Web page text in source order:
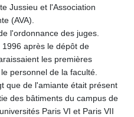
LBP
LKR 387.731275
LRD 208.352023
LSL 18.827475
LTL 3.401932
LVL 0.69691
LYD 7.358163
MAD 10.769655
Jussieu et l'Association
(AVA).
l'ordonnance des juges.
après le dépôt de
les premières
personnel de la faculté.
que de l'amiante était présent
des bâtiments du campus de
Paris VI et Paris VII